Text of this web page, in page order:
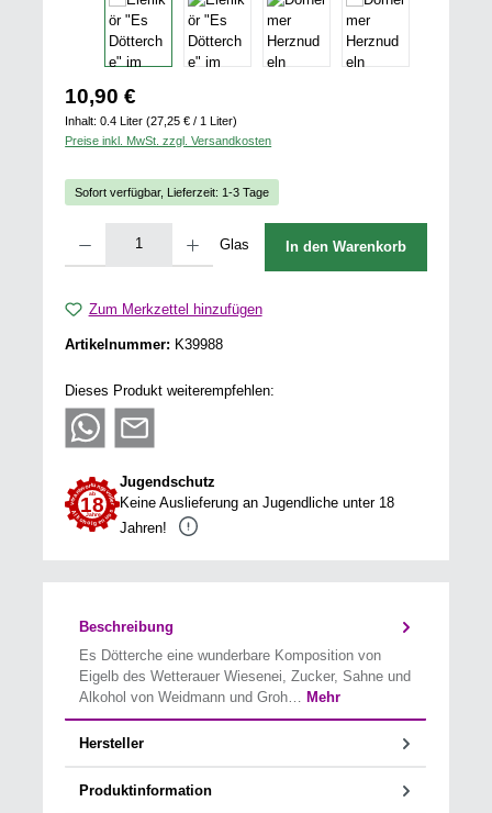
Regulärer Preis:
10,90 €
Inhalt:0.4 Liter(27,25 € / 1 Liter)
Preise inkl. MwSt. zzgl. Versandkosten
Sofort verfügbar, Lieferzeit: 1-3 Tage
Glas In den Warenkorb
Zum Merkzettel hinzufügen
Artikelnummer: K39988
Dieses Produkt weiterempfehlen:
Jugendschutz
Keine Auslieferung an Jugendliche unter 18
Jahren!
Beschreibung
Es Dötterche eine wunderbare Komposition von
Eigelb des Wetterauer Wiesenei, Zucker, Sahne und
Alkohol von Weidmann und Groh… Mehr
Hersteller
Produktinformation